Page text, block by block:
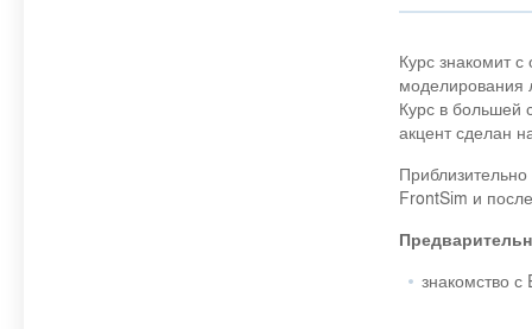
Курс знакомит
моделирования
Курс в большей
акцент сделан
FrontSim и
знакомство с